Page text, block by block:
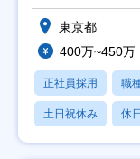
東京都
400万~450万
正社員採用 職
土日祝休み 休